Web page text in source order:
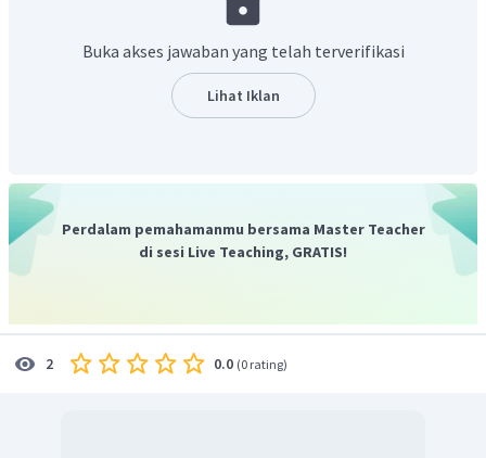
mengajukan gagasan tersebut adalah karena penyusunan
unsur yang ditempatkan dalam kelompok unsur dengan
sifat-sifat yang berbeda.
Jadi, Moseley mengajukan gagasan berdasarkan pada
Buka akses jawaban yang telah terverifikasi
Lihat Iklan
Perdalam pemahamanmu bersama Master Teacher
di sesi Live Teaching, GRATIS!
2 0.0 (0 rating)